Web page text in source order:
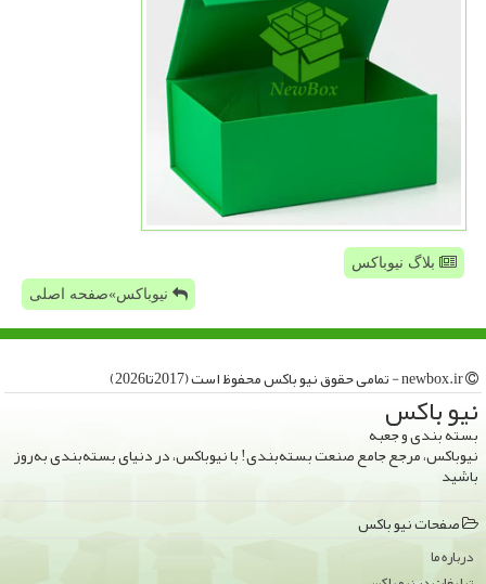
بلاگ نیوباکس
نیوباکس»صفحه اصلی
نیو باكس
بسته بندی و جعبه
نیوباکس، مرجع جامع صنعت بسته‌بندی! با نیوباکس، در دنیای بسته‌بندی به‌روز
باشید
صفحات نیو باكس
درباره ما